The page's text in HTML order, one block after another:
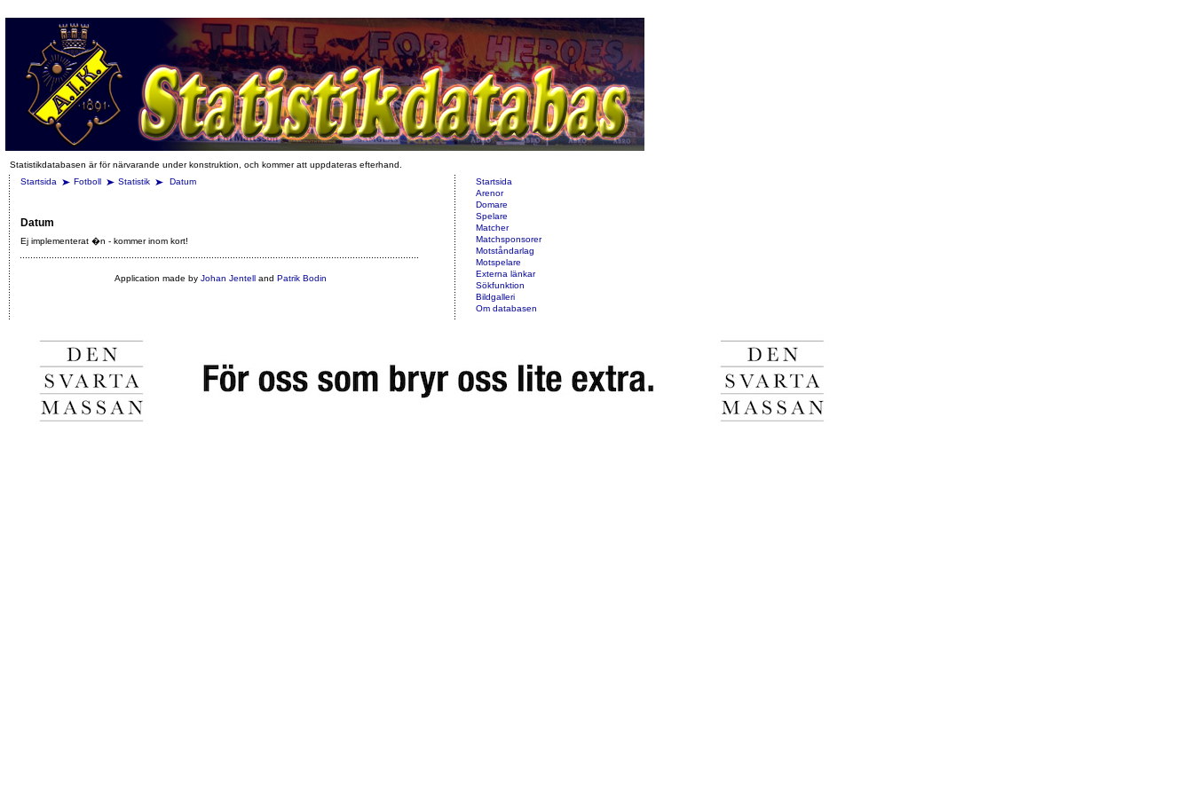
Statistikdatabasen är för närvarande under konstruktion, och kommer att uppdateras efterhand.
Startsida
Fotboll Statistik Datum
Datum
Ej implementerat �n - kommer inom kort!
Application made by Johan Jentelland Patrik Bodin
Startsida
Arenor
Domare
Spelare
Matcher
Matchsponsorer
Motståndarlag
Motspelare
Externa länkar
Sökfunktion
Bildgalleri
Om databasen